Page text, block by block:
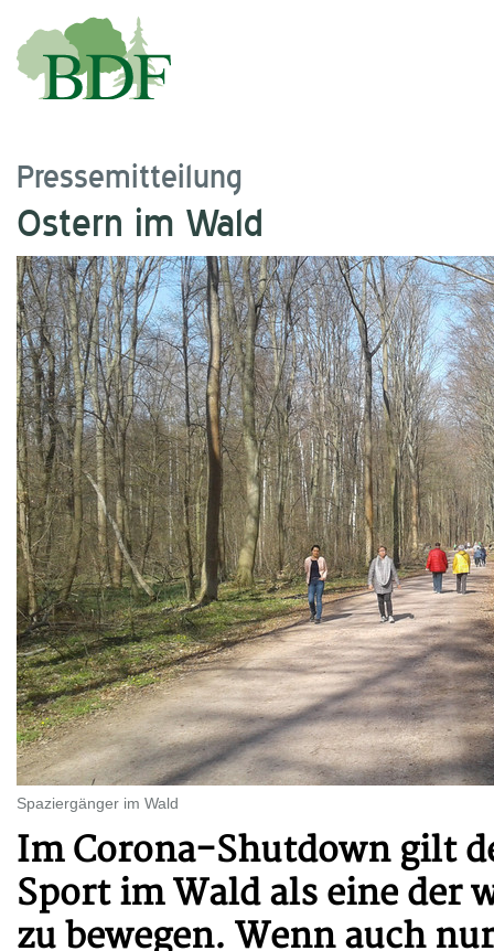
Pressemitteilung
Ostern im Wald
Spaziergänger im Wald
Im Corona-Shutdown gilt
Sport im Wald als eine der
zu bewegen. Wenn auch